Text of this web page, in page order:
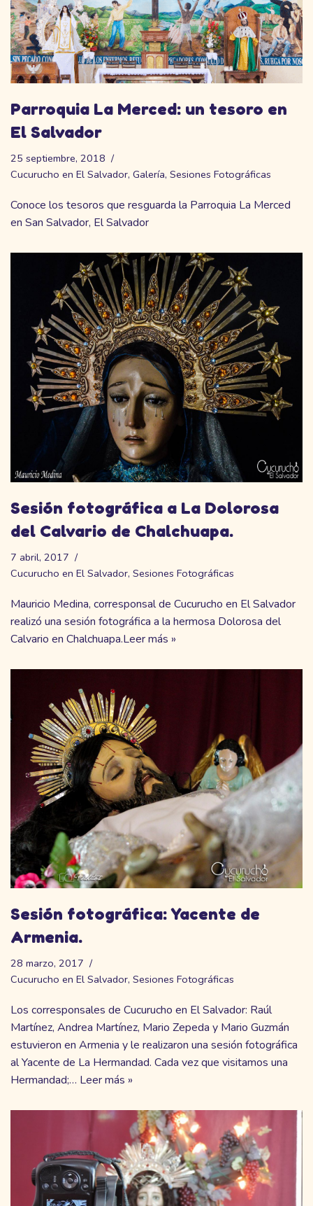
Parroquia La Merced: un tesoro en
El Salvador
25 septiembre, 2018
Cucurucho en El Salvador, Galería, Sesiones Fotográficas
Conoce los tesoros que resguarda la Parroquia La Merced
en San Salvador, El Salvador
Sesión fotográfica a La Dolorosa
del Calvario de Chalchuapa.
7 abril, 2017
Cucurucho en El Salvador, Sesiones Fotográficas
Mauricio Medina, corresponsal de Cucurucho en El Salvador
realizó una sesión fotográfica a la hermosa Dolorosa del
Calvario en Chalchuapa.Leer más »
Sesión fotográfica: Yacente de
Armenia.
28 marzo, 2017
Cucurucho en El Salvador, Sesiones Fotográficas
Los corresponsales de Cucurucho en El Salvador: Raúl
Martínez, Andrea Martínez, Mario Zepeda y Mario Guzmán
estuvieron en Armenia y le realizaron una sesión fotográfica
al Yacente de La Hermandad. Cada vez que visitamos una
Hermandad;… Leer más »